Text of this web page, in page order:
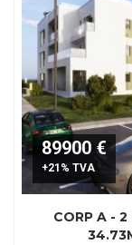
89900 €
+21% TVA
CORP A - 2